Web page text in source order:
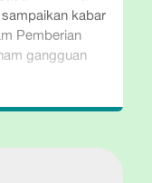
kabar
Pemberian
gangguan